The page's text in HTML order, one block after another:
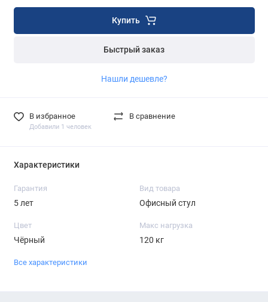
Купить
Быстрый заказ
Нашли дешевле?
В избранное
Добавили 1 человек
В сравнение
Характеристики
Гарантия
5 лет
Вид товара
Офисный стул
Цвет
Чёрный
Макс нагрузка
120 кг
Все характеристики